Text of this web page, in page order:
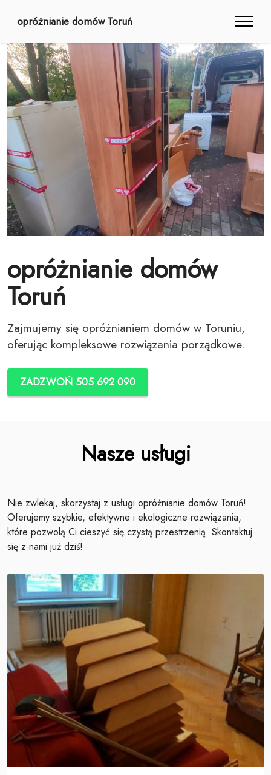
opróżnianie domów Toruń
opróżnianie domów
Toruń
Zajmujemy się opróżnianiem domów w Toruniu,
oferując kompleksowe rozwiązania porządkowe.
ZADZWOŃ 505 692 090
Nasze usługi
Nie zwlekaj, skorzystaj z usługi opróżnianie domów Toruń!
Oferujemy szybkie, efektywne i ekologiczne rozwiązania,
które pozwolą Ci cieszyć się czystą przestrzenią. Skontaktuj
się z nami już dziś!